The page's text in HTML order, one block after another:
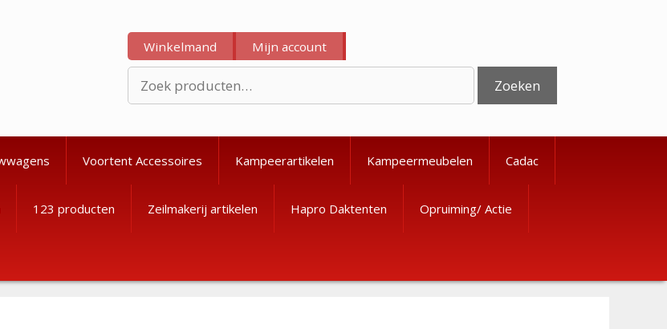
Winkelmand Mijn account
naar:
Zoeken
Voortent Accessoires Kampeerartikelen Kampeermeubelen Cadac
123 producten Zeilmakerij artikelen Hapro Daktenten Opruiming/ Actie